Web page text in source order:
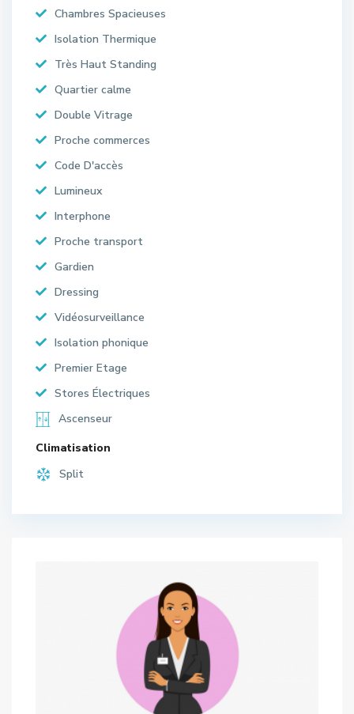
Chambres Spacieuses
Isolation Thermique
Très Haut Standing
Quartier calme
Double Vitrage
Proche commerces
Code D'accès
Lumineux
Interphone
Proche transport
Gardien
Dressing
Vidéosurveillance
Isolation phonique
Premier Etage
Stores Électriques
Ascenseur
Climatisation
Split